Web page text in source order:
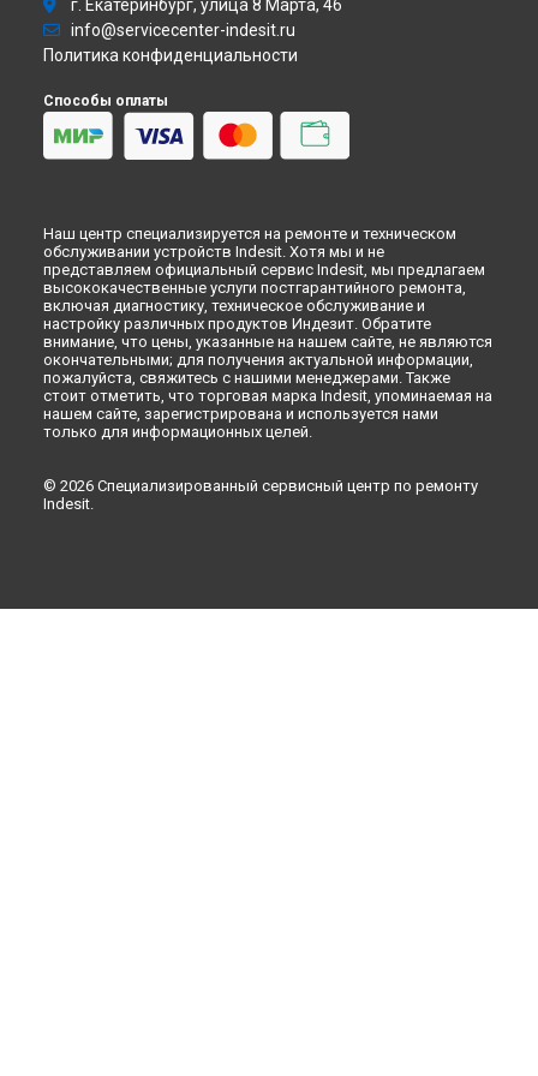
Ремонт микроволновой печи MWI 121.2 X Indesit в
Ремонт микроволновой печи MWI 121.2 X Indesit в
Ульяновске
Ремонт микроволновой печи MWI 121.2 X Indesit в
Оренбурге
Ремонт микроволновой печи MWI 121.2 X Indesit в
Ремонт микроволновой печи MWI 121.2 X Indesit в
Ремонт микроволновой печи MWI 121.2 X Indesit в
Астрахани
Ремонт микроволновой печи MWI 121.2 X Indesit в
Набережных Челнах
Ремонт микроволновой печи MWI 121.2 X Indesit вЛипецке
г. Екатеринбург, улица 8 Марта, 46
info@servicecenter-indesit.ru
Политика конфиденциальности
Способы оплаты
Наш центр специализируется на ремонте и техническом
обслуживании устройств Indesit. Хотя мы и не
представляем официальный сервис Indesit, мы предлагаем
высококачественные услуги постгарантийного ремонта,
включая диагностику, техническое обслуживание и
настройку различных продуктов Индезит. Обратите
внимание, что цены, указанные на нашем сайте, не являются
окончательными; для получения актуальной информации,
пожалуйста, свяжитесь с нашими менеджерами. Также
стоит отметить, что торговая марка Indesit, упоминаемая на
нашем сайте, зарегистрирована и используется нами
только для информационных целей.
© 2026 Специализированный сервисный центр по ремонту
Indesit.